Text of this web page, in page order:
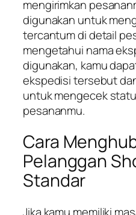
mengirimkan
digunakan untuk
tercantum di detail
mengetahui nama
digunakan, kamu
ekspedisi tersebut
untuk mengecek
pesananmu.
Cara
Pelanggan
Standar